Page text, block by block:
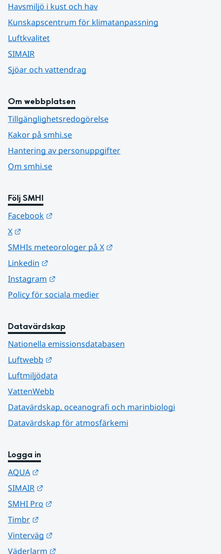
Havsmiljö i kust och hav
Kunskapscentrum för klimatanpassning
Luftkvalitet
SIMAIR
Sjöar och vattendrag
Om webbplatsen
Tillgänglighetsredogörelse
Kakor på smhi.se
Hantering av personuppgifter
Om smhi.se
Följ SMHI
Facebook
X
SMHIs meteorologer på X
Linkedin
Instagram
Policy för sociala medier
Datavärdskap
Nationella emissionsdatabasen
Luftwebb
Luftmiljödata
VattenWebb
Datavärdskap, oceanografi och marinbiologi
Datavärdskap för atmosfärkemi
Logga in
AQUA
SIMAIR
SMHI Pro
Timbr
Vinterväg
Väderlarm